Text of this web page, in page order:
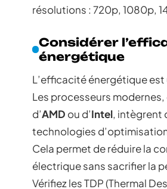
résolutions : 720p, 1080p,
Considérer
énergétique
L’efficacité énergétique est
Les processeurs modernes,
d’AMD ou d’Intel, intègrent
technologies
Cela permet de réduire la
électrique sans sacrifier la
Vérifiez les TDP (Thermal